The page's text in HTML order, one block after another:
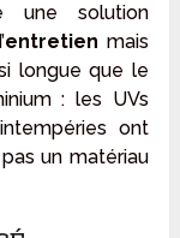
une solution
entretien mais
longue que le
: les UVs
ont
un matériau